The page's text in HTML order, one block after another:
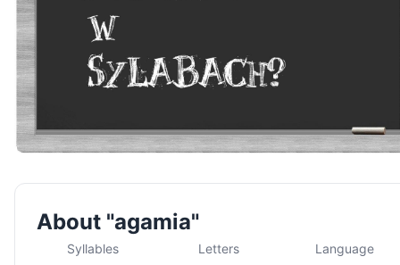
About "agamia"
Syllables Letters Language